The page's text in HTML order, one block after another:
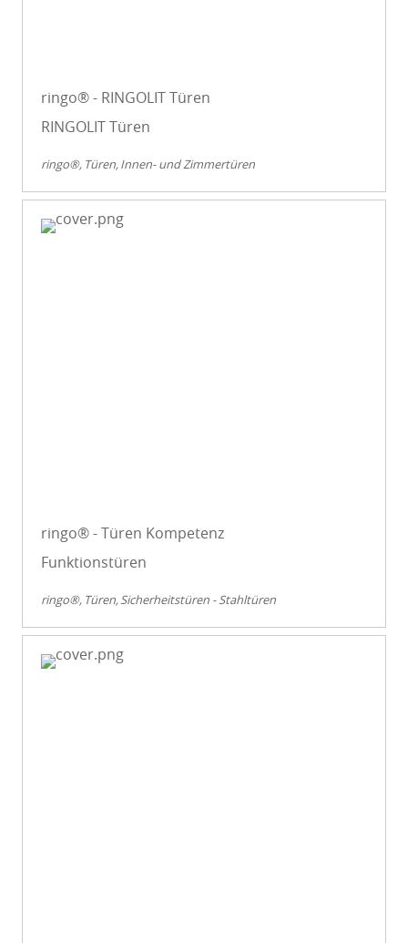
ringo® - RINGOLIT Türen
RINGOLIT Türen
ringo® Türen Innen- und Zimmertüren
ringo® - Türen Kompetenz
Funktionstüren
ringo® Türen Sicherheitstüren - Stahltüren